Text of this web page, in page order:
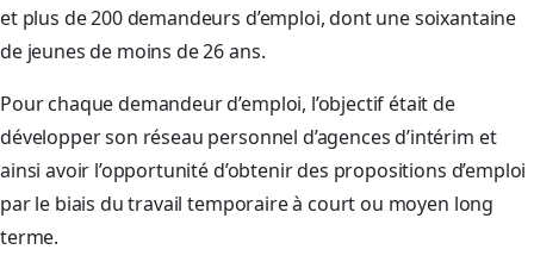
et plus de 200 demandeurs d’emploi, dont une soixantaine
de jeunes de moins de 26 ans.
Pour chaque demandeur d’emploi, l’objectif était de
développer son réseau personnel d’agences d’intérim et
ainsi avoir l’opportunité d’obtenir des propositions d’emploi
par le biais du travail temporaire à court ou moyen long
terme.